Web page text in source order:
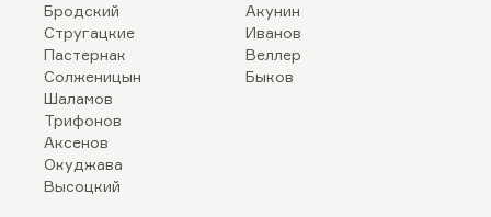
Бродский
Стругацкие
Пастернак
Солженицын
Шаламов
Трифонов
Аксенов
Окуджава
Высоцкий
Акунин
Иванов
Веллер
Быков